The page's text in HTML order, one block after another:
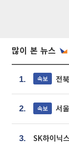
많이 본 뉴스
1. 속보 전
2. 속보 서
3.